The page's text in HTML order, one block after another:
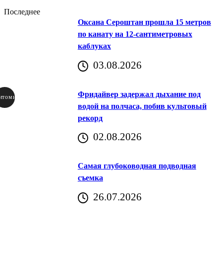
Последнее
Оксана Сероштан прошла 15 метров
по канату на 12-сантиметровых
каблуках
03.08.2026
Фридайвер задержал дыхание под
водой на полчаса, побив культовый
рекорд
02.08.2026
Самая глубоководная подводная
съемка
26.07.2026